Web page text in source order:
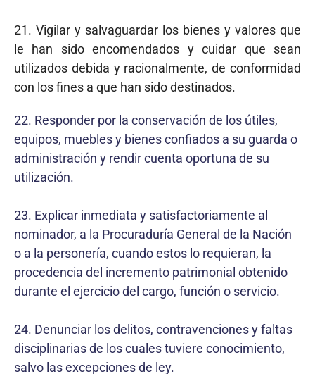
21. Vigilar y salvaguardar los bienes y valores que
le han sido encomendados y cuidar que sean
utilizados debida y racionalmente, de conformidad
con los fines a que han sido destinados.
22. Responder por la conservación de los útiles,
equipos, muebles y bienes confiados a su guarda o
administración y rendir cuenta oportuna de su
utilización.
23. Explicar inmediata y satisfactoriamente al
nominador, a la Procuraduría General de la Nación
o a la personería, cuando estos lo requieran, la
procedencia del incremento patrimonial obtenido
durante el ejercicio del cargo, función o servicio.
24. Denunciar los delitos, contravenciones y faltas
disciplinarias de los cuales tuviere conocimiento,
salvo las excepciones de ley.